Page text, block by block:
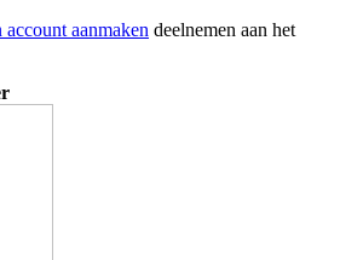
account aanmaken deelnemen aan het